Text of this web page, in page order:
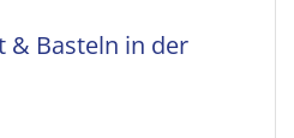
& Basteln in der